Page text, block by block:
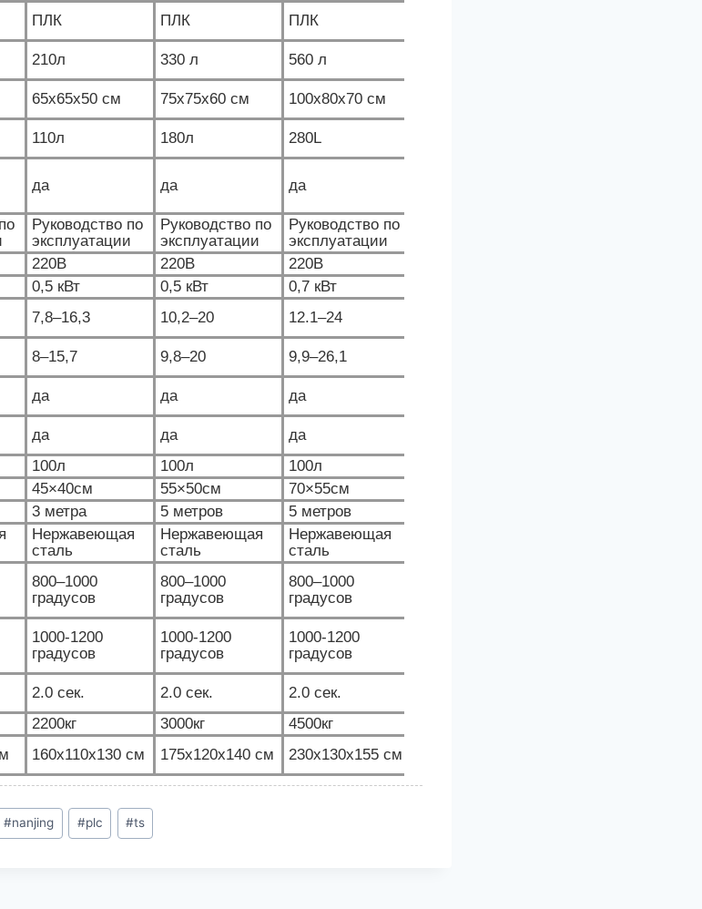
ПЛК ПЛК
ПЛК
210л 330 л
560 л
65x65x50 см 75x75x60 см
100x80x70 см
110л 180л
280L
да да да
Руководство по
эксплуатации
Руководство по
эксплуатации
Руководство по
эксплуатации
220В 220В
220В
0,5 кВт 0,5 кВт
0,7 кВт
7,8–16,3 10,2–20
12.1–24
8–15,7 9,8–20
9,9–26,1
да да
да
да да
да
100л 100л
100л
45×40см 55×50см
70×55см
3 метра 5 метров
5 метров
Нержавеющая
сталь
Нержавеющая
сталь
Нержавеющая
сталь
800–1000
градусов
800–1000
градусов
800–1000
градусов
1000-1200
градусов
1000-1200
градусов
1000-1200
градусов
2.0 сек. 2.0 сек.
2.0 сек.
2200кг 3000кг
4500кг
160x110x130 см 175x120x140 см 230x130x155 см
#nanjing #plc #ts